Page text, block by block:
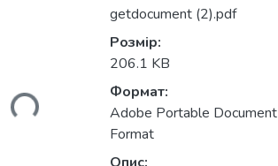
getdocument (2).pdf
Розмір:
206.1 KB
Формат:
Adobe Portable Document
Format